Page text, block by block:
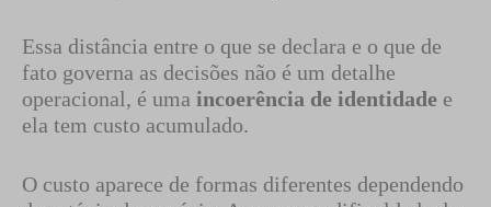
Essa distância entre o que se declara e o que de
fato governa as decisões não é um detalhe
operacional, é uma incoerência de identidade e
ela tem custo acumulado.
O custo aparece de formas diferentes dependendo